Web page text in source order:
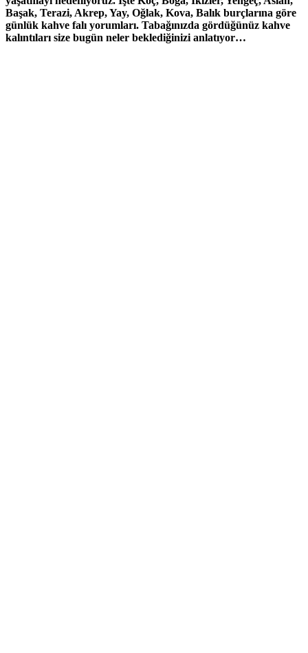
Başak, Terazi, Akrep, Yay, Oğlak, Kova, Balık burçlarına göre
günlük kahve falı yorumları. Tabağınızda gördüğünüz kahve
kalıntıları size bugün neler beklediğinizi anlatıyor…